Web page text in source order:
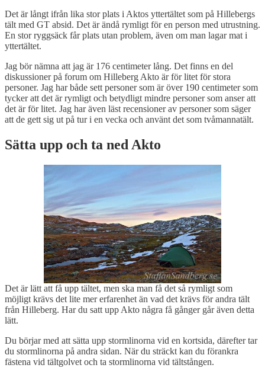
Det är långt ifrån lika stor plats i Aktos yttertältet som på Hillebergs
tält med GT absid. Det är ändå rymligt för en person med utrustning.
En stor ryggsäck får plats utan problem, även om man lagar mat i
yttertältet.
Jag bör nämna att jag är 176 centimeter lång. Det finns en del
diskussioner på forum om Hilleberg Akto är för litet för stora
personer. Jag har både sett personer som är över 190 centimeter som
tycker att det är rymligt och betydligt mindre personer som anser att
det är för litet. Jag har även läst recensioner av personer som säger
att de gett sig ut på tur i en vecka och använt det som tvåmannatält.
Sätta upp och ta ned Akto
Det är lätt att få upp tältet, men ska man få det så rymligt som
möjligt krävs det lite mer erfarenhet än vad det krävs för andra tält
från Hilleberg. Har du satt upp Akto några få gånger går även detta
lätt.
Du börjar med att sätta upp stormlinorna vid en kortsida, därefter tar
du stormlinorna på andra sidan. När du sträckt kan du förankra
fästena vid tältgolvet och ta stormlinorna vid tältstången.